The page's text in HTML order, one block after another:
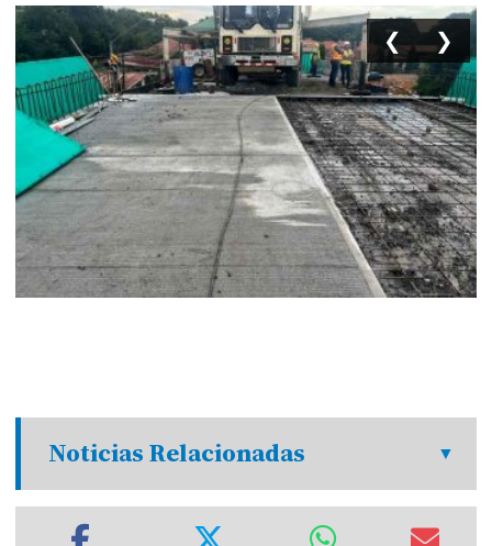
❮ ❯
Noticias Relacionadas